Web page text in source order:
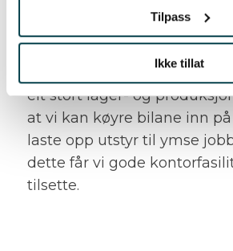
Tilpass
Ikke tillat
– Med så mykje mannskap
plass samtidig som vi treng
montørar. Dei nye lokala i
eit stort lager- og
at vi kan køyre bilane inn
laste opp utstyr til ymse
dette får vi gode
tilsette.